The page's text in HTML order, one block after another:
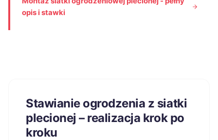
opis i stawki
Stawianie ogrodzenia z siatki
plecionej – realizacja krok po
kroku